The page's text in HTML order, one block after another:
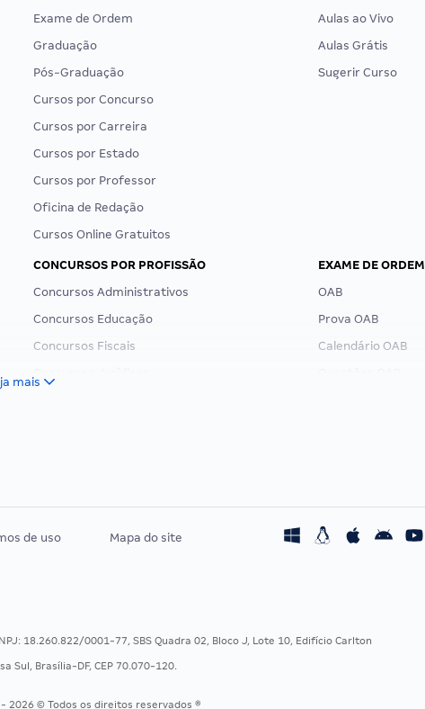
Exame de Ordem
Graduação
Pós-Graduação
Cursos por Concurso
Cursos por Carreira
Cursos por Estado
Cursos por Professor
Oficina de Redação
Cursos Online Gratuitos
Aulas ao Vivo
Aulas Grátis
Sugerir Curso
CONCURSOS POR PROFISSÃO
Concursos Administrativos
Concursos Educação
Concursos Fiscais
Residência Multiprofissional
EXAME DE ORDEM
OAB
Prova OAB
Calendário OAB
mais
de uso Mapa do site
18.260.822/0001-77, SBS Quadra 02, Bloco J, Lote 10, Edifício Carlton
Sul, Brasília-DF, CEP 70.070-120.
2026 © Todos os direitos reservados ®